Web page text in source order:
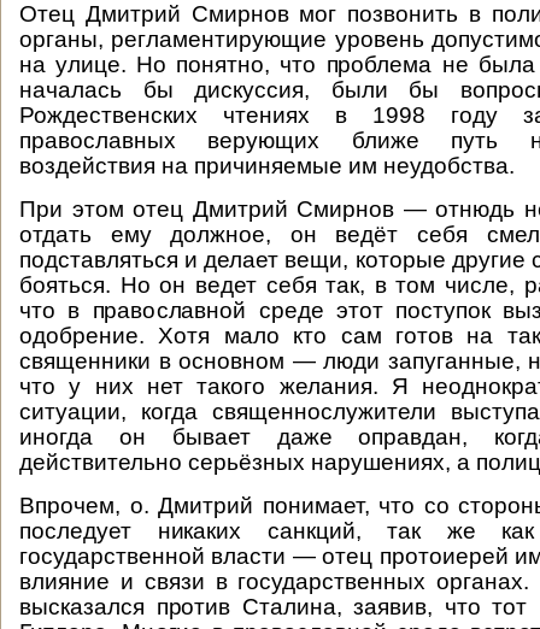
Отец Дмитрий Смирнов мог позвонить в
органы, регламентирующие уровень
на улице. Но понятно, что проблема не
началась бы дискуссия, были бы
Рождественских чтениях в 1998 году
православных верующих ближе путь
воздействия на причиняемые им неудобства.
При этом отец Дмитрий Смирнов — отнюдь
отдать ему должное, он ведёт себя
подставляться и делает вещи, которые другие
бояться. Но он ведет себя так, в том числе,
что в православной среде этот поступок
одобрение. Хотя мало кто сам готов на
священники в основном — люди запуганные,
что у них нет такого желания. Я
ситуации, когда священнослужители
иногда он бывает даже оправдан,
действительно серьёзных нарушениях, а
Впрочем, о. Дмитрий понимает, что со
последует никаких санкций, так же
государственной власти — отец протоиерей
влияние и связи в государственных
высказался против Сталина, заявив, что